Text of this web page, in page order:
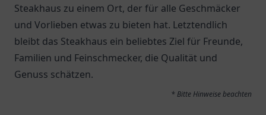
Steakhaus zu einem Ort, der für alle Geschmäcker
und Vorlieben etwas zu bieten hat. Letztendlich
bleibt das Steakhaus ein beliebtes Ziel für Freunde,
Familien und Feinschmecker, die Qualität und
Genuss schätzen.
* Bitte Hinweise beachten